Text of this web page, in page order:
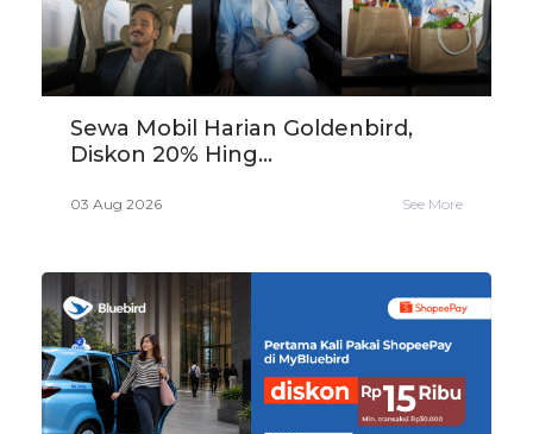
Sewa Mobil Harian Goldenbird,
Diskon 20% Hing...
03 Aug 2026 See More